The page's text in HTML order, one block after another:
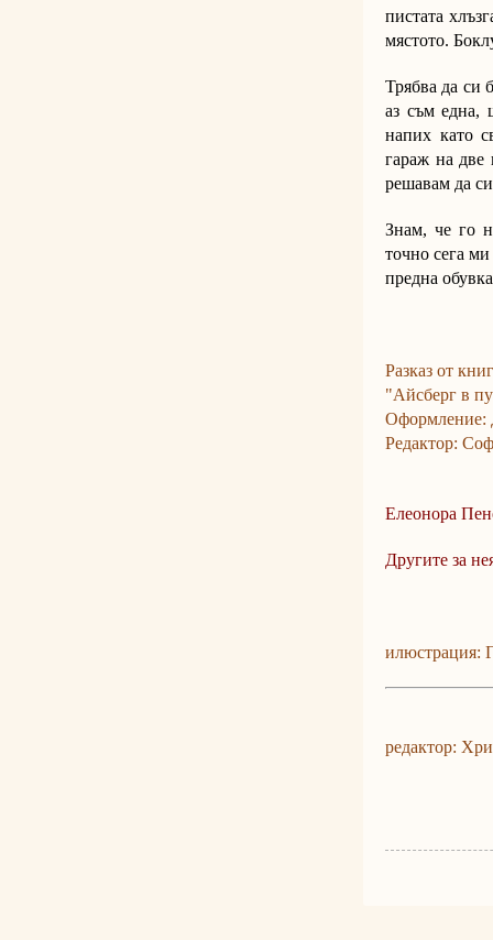
пистата
мястото.
Трябва да си
аз съм една,
напих като
гараж на две
решавам да
Знам, че го
точно сега
предна
Разказ от
"Айсберг в
Оформление:
Редактор:
Елеонора
Другите за
редактор: